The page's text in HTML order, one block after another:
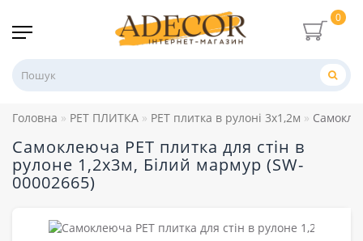
0
Головна PET ПЛИТКА PET плитка в рулоні 3х1,2м
Самоклеюча PET плитка для стін в
рулоне 1,2х3м, Білий мармур (SW-
00002665)